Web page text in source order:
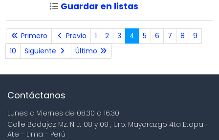
Guardar en listas
Primero Previo 1 2 3 4 5 6 7 8
9
10
Siguiente Último
Contáctanos
Lunes a Viernes de 08:30 a 16:30
Calle Badajoz Mz. Ñ Lt 08 y 09 , Urb. Mayorazgo 4ta Etapa -
Ate - Lima - Perú